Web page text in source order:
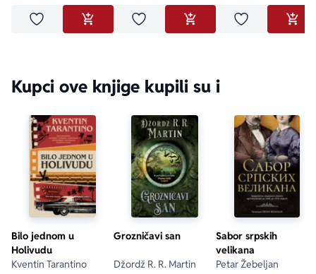
Dodaj u omiljeneDODAJ U KORPUDodaj u omiljeneDODAJ U KORPU
Dodaj u
Kupci ove knjige kupili su i
Bilo jednom u
Holivudu
Kventin Tarantino
Grozničavi san
Džordž R. R. Martin
Sabor srpskih
velikana
Petar Žebeljan